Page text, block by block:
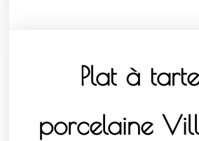
Plat à
porcelaine